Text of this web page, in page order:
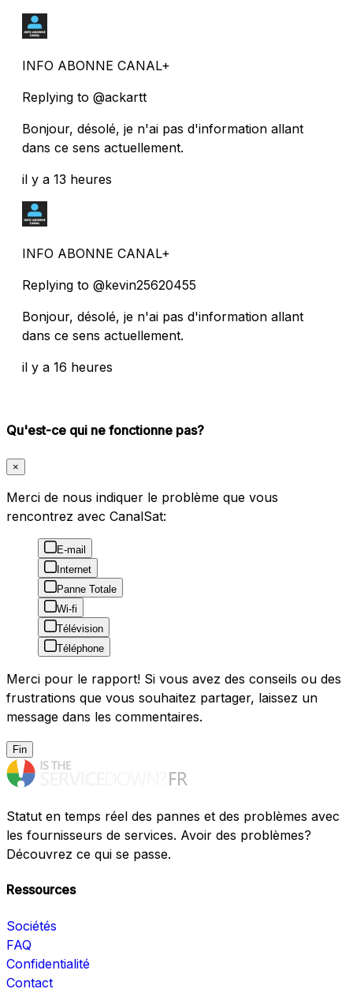
INFO ABONNE CANAL+
Replying to @ackartt
Bonjour, désolé, je n'ai pas d'information allant
dans ce sens actuellement.
il y a 13 heures
INFO ABONNE CANAL+
Replying to @kevin25620455
Bonjour, désolé, je n'ai pas d'information allant
dans ce sens actuellement.
il y a 16 heures
Qu'est-ce qui ne fonctionne pas?
×
Merci de nous indiquer le problème que vous
rencontrez avec CanalSat:
E-mail
Internet
Panne Totale
Wi-fi
Télévision
Téléphone
Merci pour le rapport! Si vous avez des conseils ou des
frustrations que vous souhaitez partager, laissez un
message dans les commentaires.
Fin
Statut en temps réel des pannes et des problèmes avec
les fournisseurs de services. Avoir des problèmes?
Découvrez ce qui se passe.
Ressources
Sociétés
FAQ
Confidentialité
Contact